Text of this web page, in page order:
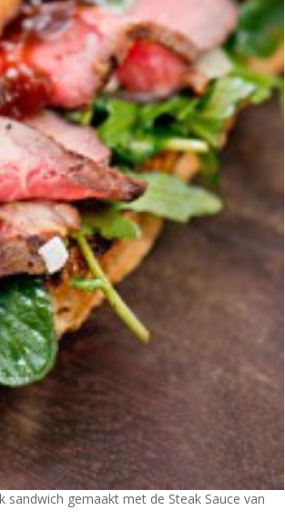
gemaakt met de Steak Sauce van